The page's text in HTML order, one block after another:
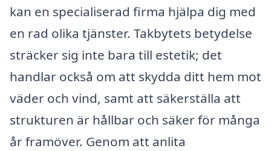
kan en specialiserad firma hjälpa dig med
en rad olika tjänster. Takbytets betydelse
sträcker sig inte bara till estetik; det
handlar också om att skydda ditt hem mot
väder och vind, samt att säkerställa att
strukturen är hållbar och säker för många
år framöver. Genom att anlita